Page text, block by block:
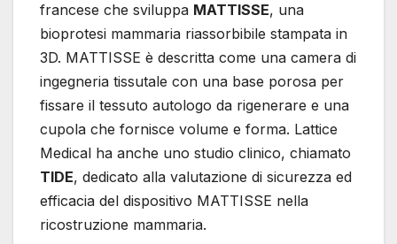
francese che sviluppa MATTISSE, una
bioprotesi mammaria riassorbibile stampata in
3D. MATTISSE è descritta come una camera di
ingegneria tissutale con una base porosa per
fissare il tessuto autologo da rigenerare e una
cupola che fornisce volume e forma. Lattice
Medical ha anche uno studio clinico, chiamato
TIDE, dedicato alla valutazione di sicurezza ed
efficacia del dispositivo MATTISSE nella
ricostruzione mammaria.